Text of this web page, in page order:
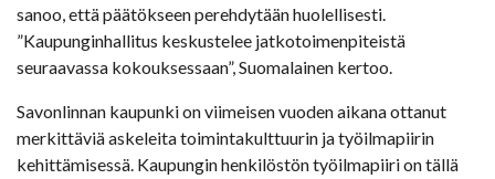
sanoo, että päätökseen perehdytään huolellisesti.
”Kaupunginhallitus keskustelee jatkotoimenpiteistä
seuraavassa kokouksessaan”, Suomalainen kertoo.
Savonlinnan kaupunki on viimeisen vuoden aikana ottanut
merkittäviä askeleita toimintakulttuurin ja työilmapiirin
kehittämisessä. Kaupungin henkilöstön työilmapiiri on tällä